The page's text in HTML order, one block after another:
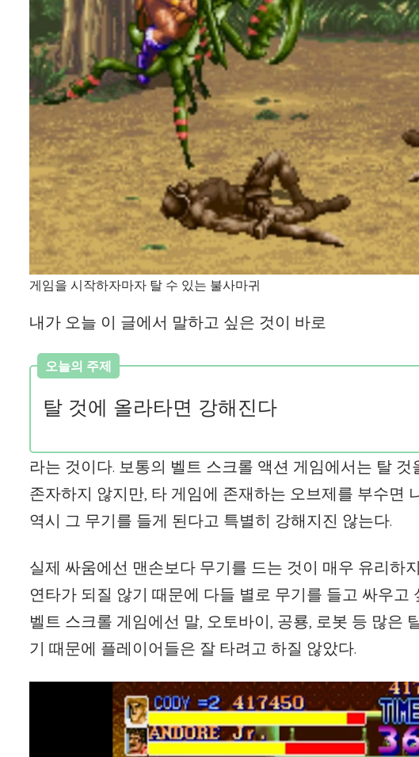
게임을 시작하자마자 탈 수 있는 불사마귀
내가 오늘 이 글에서 말하고 싶은 것이 바로
오늘의 주제
탈 것에 올라타면 강해진다
라는 것이다. 보통의 벨트 스크롤 액션 게임에서는 탈
존자하지 않지만, 타 게임에 존재하는 오브제를 부수면
역시 그 무기를 들게 된다고 특별히 강해지진 않는다.
실제 싸움에선 맨손보다 무기를 드는 것이 매우 유리하
연타가 되질 않기 때문에 다들 별로 무기를 들고 싸우
벨트 스크롤 게임에선 말, 오토바이, 공룡, 로봇 등 많은
기 때문에 플레이어들은 잘 타려고 하질 않았다.